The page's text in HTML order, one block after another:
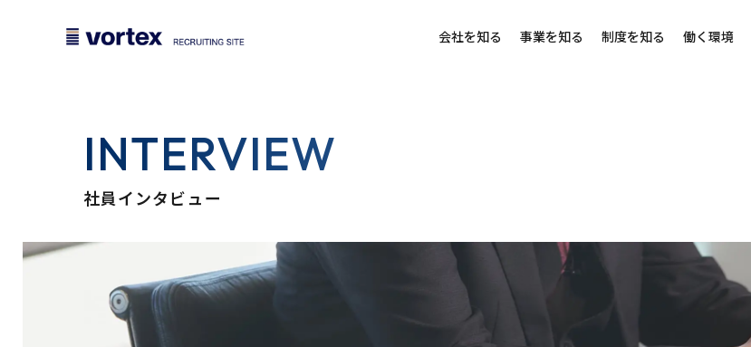
会社を知る 事業を知る 制度を知る 働く環境
INTERVIEW
社員インタビュー